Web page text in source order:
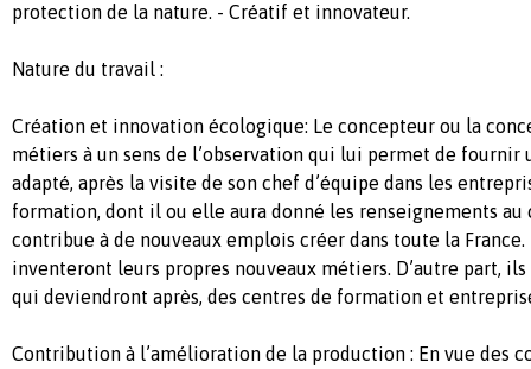
protection de la nature. - Créatif et innovateur.
Nature du travail :
Création et innovation écologique: Le concepteur ou la
métiers à un sens de l’observation qui lui permet de fournir
adapté, après la visite de son chef d’équipe dans les
formation, dont il ou elle aura donné les renseignements
contribue à de nouveaux emplois créer dans toute la France.
inventeront leurs propres nouveaux métiers. D’autre part,
qui deviendront après, des centres de formation et
Contribution à l’amélioration de la production : En vue des